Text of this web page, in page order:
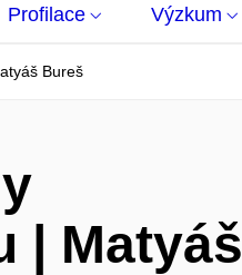
Profilace Výzkum
Bureš
| Matyáš